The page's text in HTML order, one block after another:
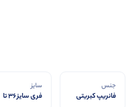
جنس
فانریپ کبریتی
سایز
فری سایز ۳۶ تا